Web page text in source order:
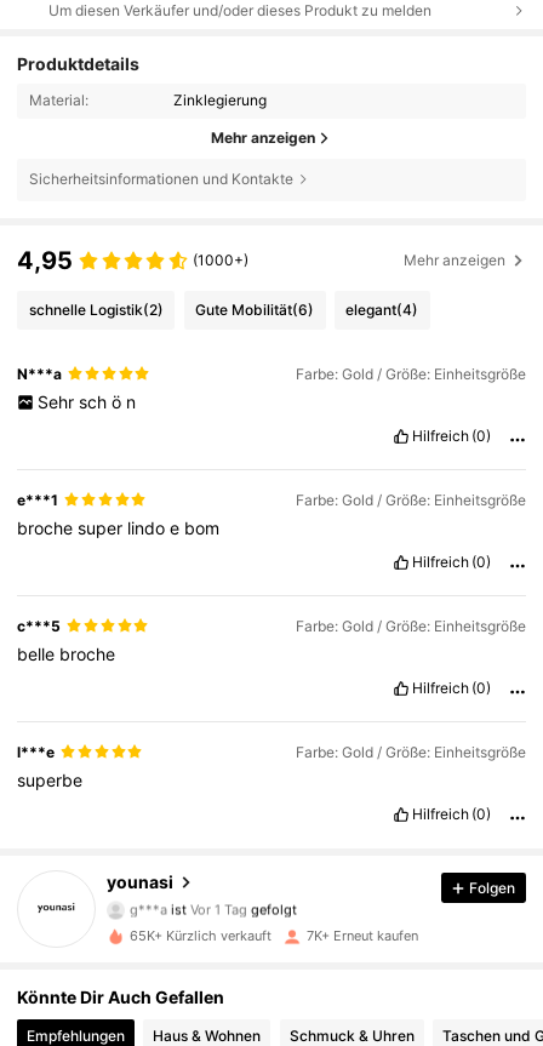
Um diesen Verkäufer und/oder dieses Produkt zu melden
Produktdetails
Material: Zinklegierung
Mehr anzeigen
Sicherheitsinformationen und Kontakte
4,95 (1000+) Mehr anzeigen
schnelle Logistik(2) Gute Mobilität(6) elegant(4)
N***a Farbe: Gold / Größe: Einheitsgröße
Sehr sch ö n
Hilfreich (0)
e***1 Farbe: Gold / Größe: Einheitsgröße
brochesuper lindoe bom
Hilfreich (0)
c***5 Farbe: Gold / Größe: Einheitsgröße
belle broche
Hilfreich (0)
l***e Farbe: Gold / Größe: Einheitsgröße
superbe
Hilfreich (0)
younasi
g***a istVor 1 Tag
gefolgt
l***1
ist am Durchsuchen
4,90
1.5K Follower
Folgen
65K+ Kürzlich verkauft 7K+ Erneut kaufen
Könnte Dir Auch Gefallen
Empfehlungen Haus & Wohnen Schmuck & Uhren Taschen und